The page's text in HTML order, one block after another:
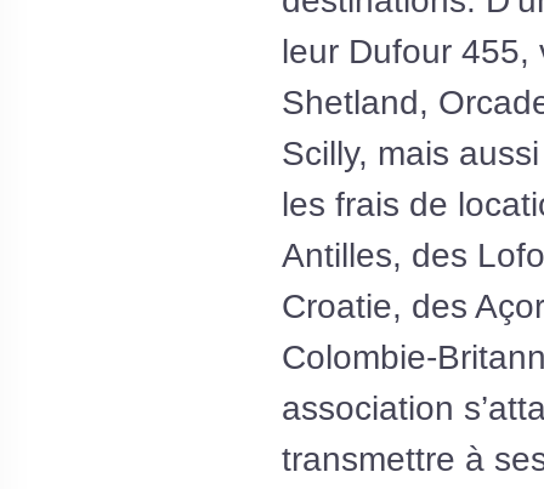
leur Dufour 455,
Shetland,
Scilly, mais
les frais de
Antilles, des
Croatie, des
Colombie-
association
transmettre à